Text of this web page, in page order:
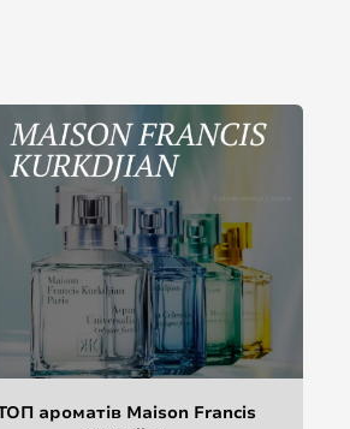
ароматів Maison Francis